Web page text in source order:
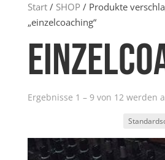
Start/ SHOP/ Produkte
„einzelcoaching“
Ergebnisse 1 – 9 von 12 werden